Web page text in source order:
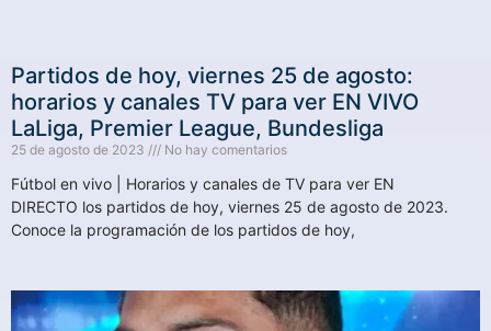
Partidos de hoy, viernes 25 de agosto:
horarios y canales TV para ver EN VIVO
LaLiga, Premier League, Bundesliga
25 de agosto de 2023 No hay comentarios
Fútbol en vivo | Horarios y canales de TV para ver EN
DIRECTO los partidos de hoy, viernes 25 de agosto de 2023.
Conoce la programación de los partidos de hoy,